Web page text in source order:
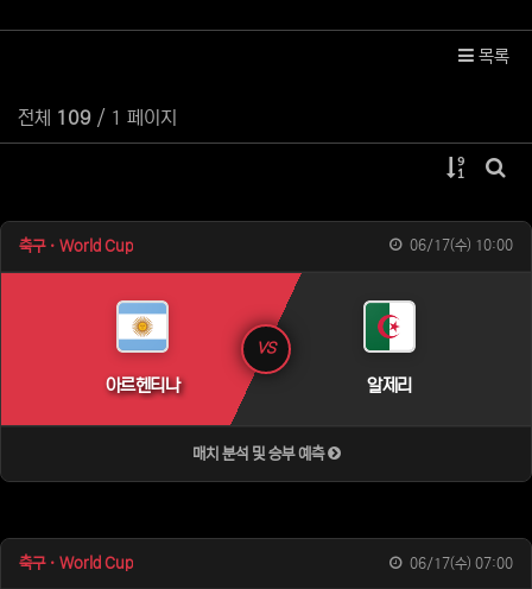
목록
전체 109 / 1 페이지
게시물
축구 · World Cup 06/17(수) 10:00
아르헨티나
VS
알제리
매치 분석 및 승부 예측
축구 · World Cup 06/17(수) 07:00